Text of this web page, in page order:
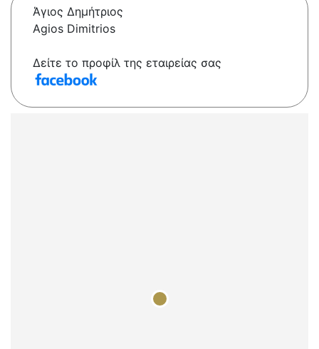
Άγιος Δημήτριος
Agios Dimitrios
Δείτε το προφίλ της εταιρείας σας